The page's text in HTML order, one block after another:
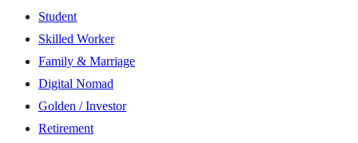
Student
Skilled Worker
Family & Marriage
Digital Nomad
Golden / Investor
Retirement